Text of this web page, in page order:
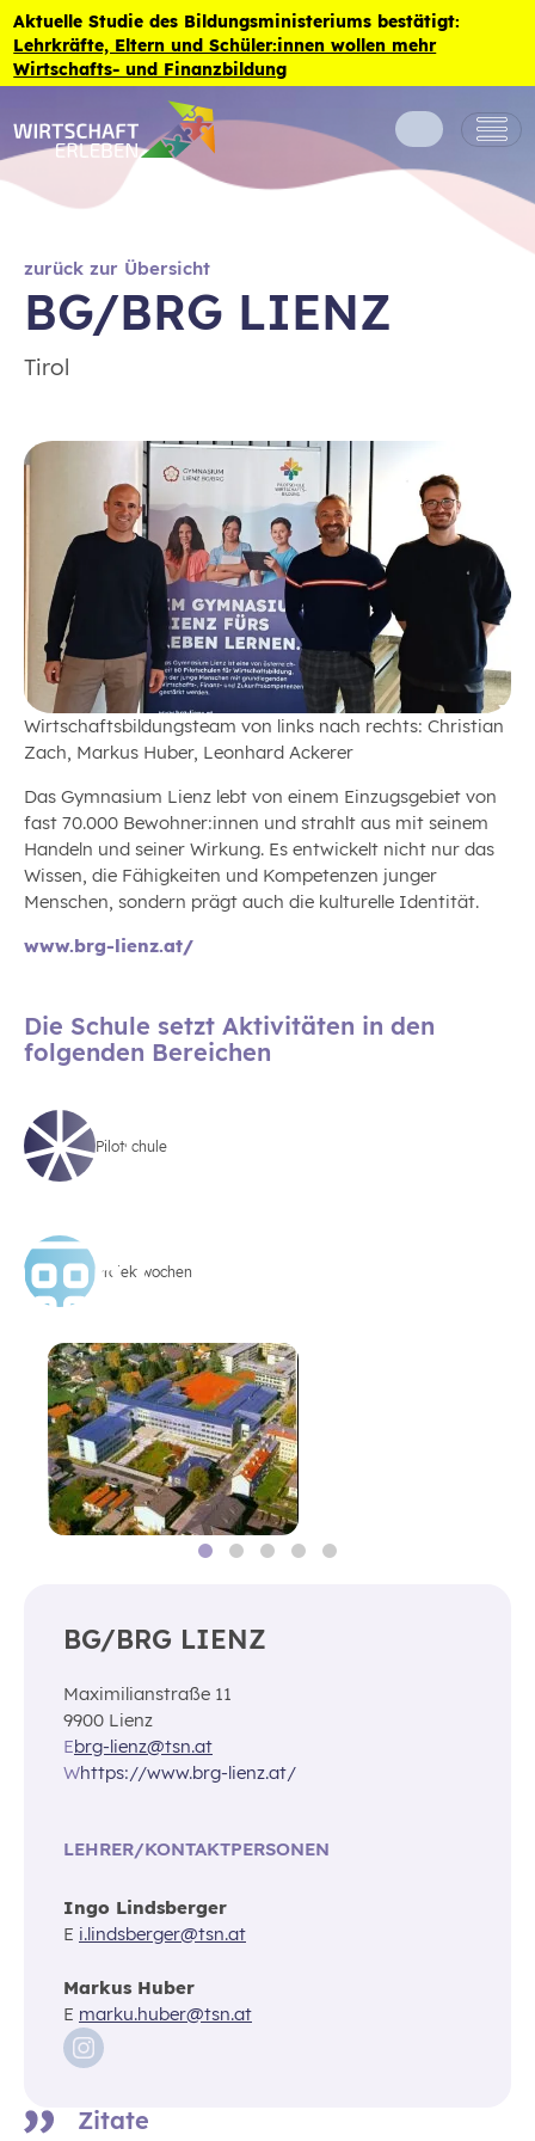
Zum Inhalt der Seite springen
Aktuelle Studie des Bildungsministeriums bestätigt:
Lehrkräfte, Eltern und Schüler:innen wollen mehr
Wirtschafts- und Finanzbildung
zurück zur Übersicht
BG/BRG LIENZ
Tirol
Wirtschaftsbildungsteam von links nach rechts: Christian
Zach, Markus Huber, Leonhard Ackerer
Das Gymnasium Lienz lebt von einem Einzugsgebiet von
fast 70.000 Bewohner:innen und strahlt aus mit seinem
Handeln und seiner Wirkung. Es entwickelt nicht nur das
Wissen, die Fähigkeiten und Kompetenzen junger
Menschen, sondern prägt auch die kulturelle Identität.
www.brg-lienz.at/
Die Schule setzt Aktivitäten in den
folgenden Bereichen
Pilotschule
Projektwochen
BG/BRG LIENZ
Maximilianstraße 11
9900 Lienz
Ebrg-lienz@tsn.at
Whttps://www.brg-lienz.at/
LEHRER/KONTAKTPERSONEN
Ingo Lindsberger
E i.lindsberger@tsn.at
Markus Huber
E marku.huber@tsn.at
Zitate